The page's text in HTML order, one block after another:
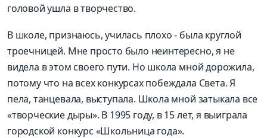
головой ушла в творчество.
В школе, признаюсь, училась плохо - была круглой
троечницей. Мне просто было неинтересно, я не
видела в этом своего пути. Но школа мной дорожила,
потому что на всех конкурсах побеждала Света. Я
пела, танцевала, выступала. Школа мной затыкала все
«творческие дыры». В 1995 году, в 15 лет, я выиграла
городской конкурс «Школьница года».